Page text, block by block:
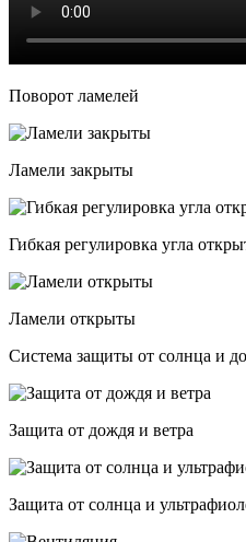
Поворот ламелей
Ламели закрыты
Гибкая регулировка угла
Ламели открыты
Система защиты от солнца и
Защита от дождя и ветра
Защита от солнца и